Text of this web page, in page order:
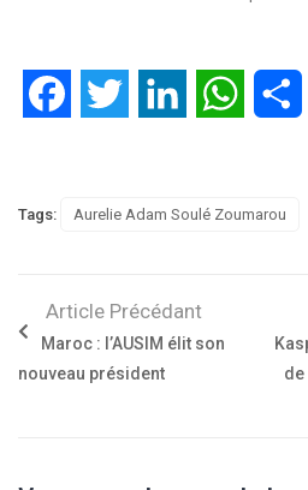
FacebookTwitter LinkedIn
Tags: Aurelie Adam Soulé Zoumarou
Article Précédant
Maroc : l’AUSIM élit son
nouveau président